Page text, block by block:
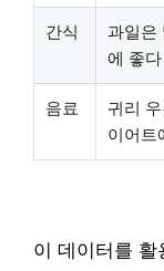
간식
과일은
에 좋다
음료
귀리
이어트
이 데이터를 활